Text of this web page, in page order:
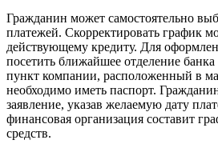
Гражданин может самостоятельно
платежей. Скорректировать график
действующему кредиту. Для
посетить ближайшее отделение
пункт компании, расположенный в
необходимо иметь паспорт.
заявление, указав желаемую дату
финансовая организация составит
средств.